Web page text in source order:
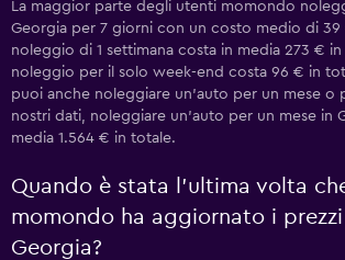
La maggior parte degli utenti momondo
Georgia per 7 giorni con un costo medio di 39
noleggio di 1 settimana costa in media 273 €
noleggio per il solo week-end costa 96 € in
puoi anche noleggiare un'auto per un mese o
nostri dati, noleggiare un'auto per un mese in
media 1.564 € in totale.
Quando è stata l'ultima volta
momondo ha aggiornato i
Georgia?